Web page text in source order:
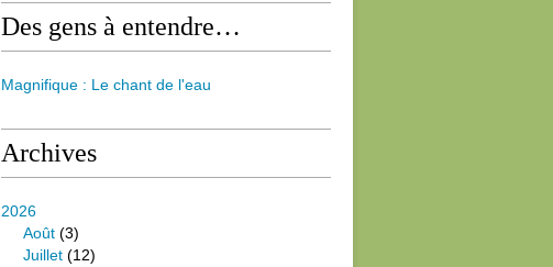
Des gens à entendre…
Magnifique : Le chant de l'eau
Archives
2026
Août (3)
Juillet (12)